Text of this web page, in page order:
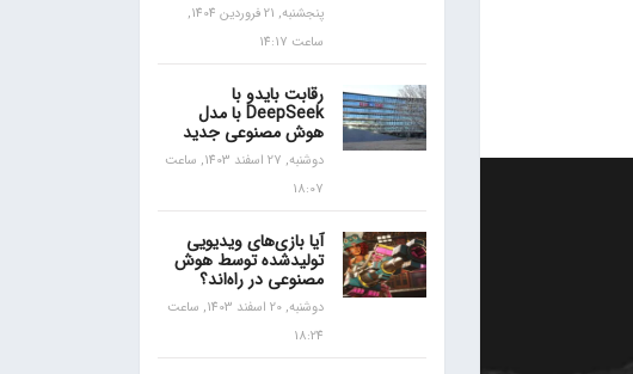
پنجشنبه, 21 فروردین 1404,
ساعت 14:17
رقابت بایدو با
DeepSeek با مدل
هوش مصنوعی جدید
دوشنبه, 27 اسفند 1403, ساعت
18:07
آیا بازی‌های ویدیویی
تولیدشده توسط هوش
مصنوعی در راه‌اند؟
دوشنبه, 20 اسفند 1403, ساعت
18:24